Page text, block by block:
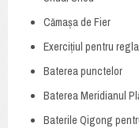
Cămașa de Fier
Exercițiul pentru
Baterea punctelor
Baterea Meridianul
Baterile Qigong